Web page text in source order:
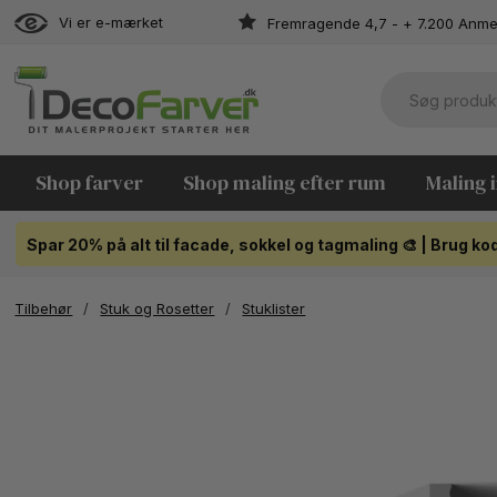
Vi er e-mærket Fremragende 4,7 - + 7.200
Shop farver Shop maling efter rum Maling
Spar 20% på alt til facade, sokkel og tagmaling 🎨 | Brug
Tilbehør / Stuk og Rosetter / Stuklister